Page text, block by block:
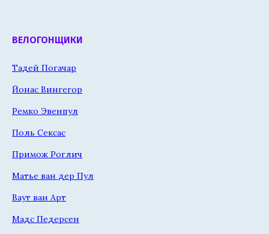
ВЕЛОГОНЩИКИ
Тадей Погачар
Йонас Вингегор
Ремко Эвенпул
Поль Сексас
Примож Роглич
Матье ван дер Пул
Ваут ван Арт
Мадс Педерсен